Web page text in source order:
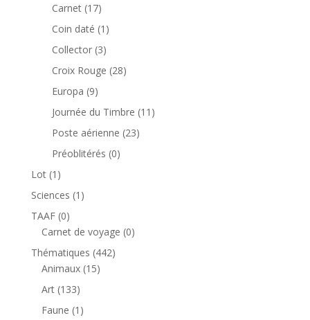
Carnet 1717
produits
Coin daté 1 1
produit
Collector 33
produits
Croix Rouge 2828
Europa 99
produits
Journée du Timbre 11 11
Poste aérienne 2323
Préoblitérés 00
Lot 1 1
produit
Sciences 1 1
TAAF 00
produit
Carnet de voyage 00
Thématiques 442442
Animaux 1515
Art 133133
produits
Faune 1 1